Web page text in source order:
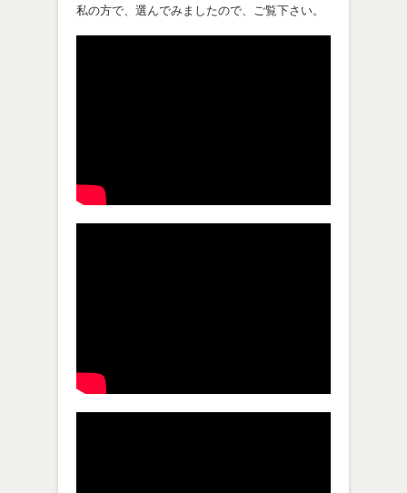
私の方で、選んでみましたので、ご覧下さい。